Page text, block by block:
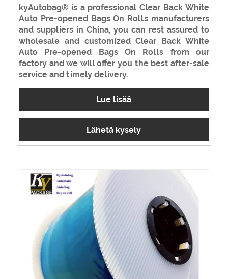
kyAutobag® is a professional Clear Back White
Auto Pre-opened Bags On Rolls manufacturers
and suppliers in China, you can rest assured to
wholesale and customized Clear Back White
Auto Pre-opened Bags On Rolls from our
factory and we will offer you the best after-sale
service and timely delivery.
Lue lisää
Lähetä kysely